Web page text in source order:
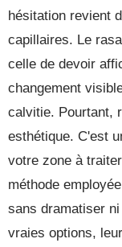
hésitation revient
capillaires. Le
celle de devoir
changement
calvitie. Pourtant,
esthétique. C'est
votre zone à
méthode
sans dramatiser
vraies options,